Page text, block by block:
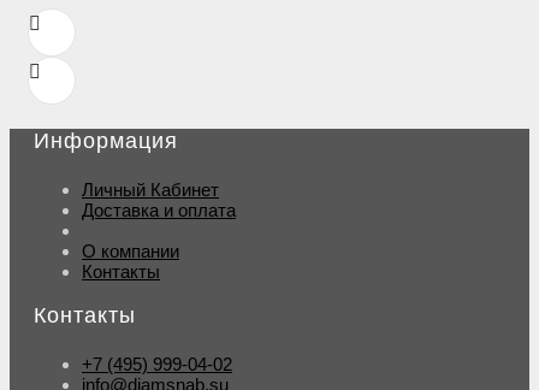
Информация
Личный Кабинет
Доставка и оплата
О компании
Контакты
Контакты
+7 (495) 999-04-02
info@diamsnab.su